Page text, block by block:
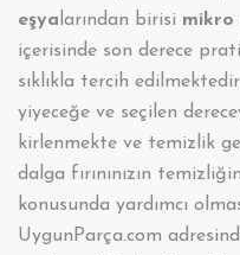
eşya larından birisi mikro
içerisinde son derece
sıklıkla tercih
yiyeceğe ve seçilen
kirlenmekte ve temizlik
dalga fırınınızın
konusunda yardımcı
UygunParça.com